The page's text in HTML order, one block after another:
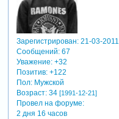
Зарегистрирован: 21-03-2011
Сообщений:67
Уважение: +32
Позитив: +122
Пол:Мужской
Возраст:34 [1991-12-21]
Провел на форуме:
2 дня 16 часов